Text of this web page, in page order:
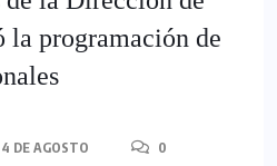
la programación de
4 DE AGOSTO
0